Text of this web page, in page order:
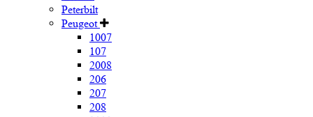
Peterbilt
Peugeot
1007
107
2008
206
207
208